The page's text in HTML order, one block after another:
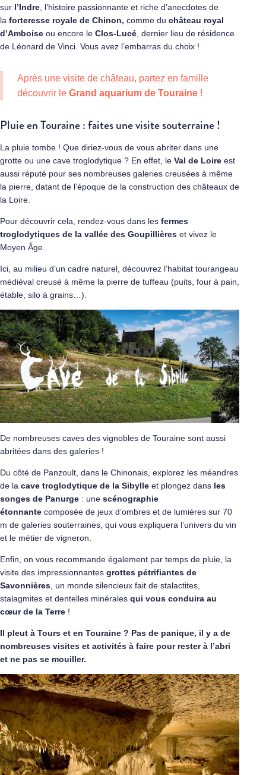
sur l’Indre , l’histoire passionnante et riche d’anecdotes de
la forteresse royale de Chinon, comme du château royal
d’Amboise ou encore le Clos-Lucé , dernier lieu de résidence
de Léonard de Vinci. Vous avez l’embarras du choix !
Après une visite de château, partez en famille
découvrir le Grand aquarium de Touraine !
Pluie en Touraine : faites une visite souterraine !
La pluie tombe ! Que diriez-vous de vous abriter dans une
grotte ou une cave troglodytique ? En effet, le Val de Loire est
aussi réputé pour ses nombreuses galeries creusées à même
la pierre, datant de l’époque de la construction des châteaux de
la Loire.
Pour découvrir cela, rendez-vous dans les fermes
troglodytiques de la vallée des Goupillières et vivez le
Moyen Âge.
Ici, au milieu d’un cadre naturel, découvrez l’habitat tourangeau
médiéval creusé à même la pierre de tuffeau (puits, four à pain,
étable, silo à grains…).
De nombreuses caves des vignobles de Touraine sont aussi
abritées dans des galeries !
Du côté de Panzoult, dans le Chinonais, explorez les méandres
de la cave troglodytique de la Sibylle et plongez dans les
songes de Panurge : une scénographie
étonnante composée de jeux d’ombres et de lumières sur 70
m de galeries souterraines, qui vous expliquera l’univers du vin
et le métier de vigneron.
Enfin, on vous recommande également par temps de pluie, la
visite des impressionnantes grottes pétrifiantes de
Savonnières , un monde silencieux fait de stalactites,
stalagmites et dentelles minérales qui vous conduira au
cœur de la Terre !
Il pleut à Tours et en Touraine ? Pas de panique, il y a de
nombreuses visites et activités à faire pour rester à l’abri
et ne pas se mouiller.